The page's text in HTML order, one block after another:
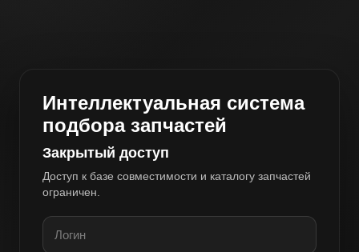
Интеллектуальная система
подбора запчастей
Закрытый доступ
Доступ к базе совместимости и каталогу запчастей
ограничен.